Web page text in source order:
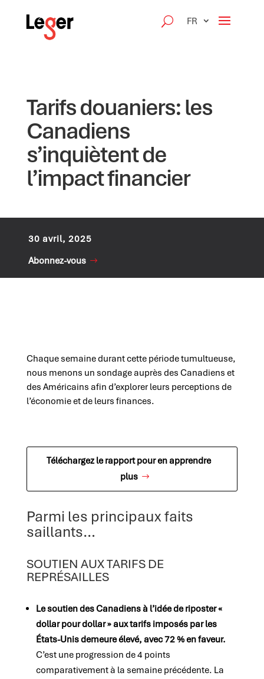
FR
Tarifs douaniers: les
Canadiens
s’inquiètent de
l’impact financier
30 avril, 2025
Abonnez-vous
Chaque semaine durant cette période tumultueuse,
nous menons un sondage auprès des Canadiens et
des Américains afin d’explorer leurs perceptions de
l’économie et de leurs finances.
Téléchargez le rapport pour en apprendre
plus
Parmi les principaux faits
saillants…
SOUTIEN AUX TARIFS DE
REPRÉSAILLES
Le soutien des Canadiens à l’idée de riposter «
dollar pour dollar » aux tarifs imposés par les
États-Unis demeure élevé, avec 72 % en faveur.
C’est une progression de 4 points
comparativement à la semaine précédente. La